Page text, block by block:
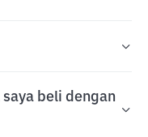
beli dengan